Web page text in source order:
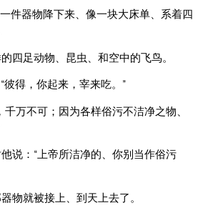
件器物降下来、像一块大床单、系着四
四足动物、昆虫、和空中的飞鸟。
彼得，你起来，宰来吃。”
千万不可；因为各样俗污不洁净之物、
说：“上帝所洁净的、你别当作俗污
物就被接上、到天上去了。